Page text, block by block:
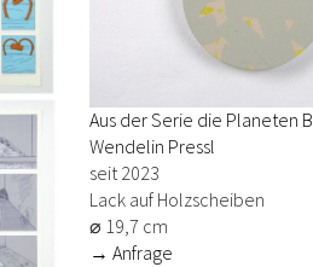
Aus der Serie die Planeten B
Wendelin Pressl
seit 2023
Lack auf Holzscheiben
⌀ 19,7 cm
→ Anfrage